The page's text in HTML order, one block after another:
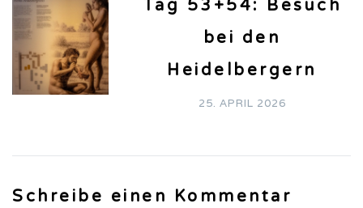
Tag 53+54: Besuch
bei den
Heidelbergern
25. APRIL 2026
Schreibe einen Kommentar